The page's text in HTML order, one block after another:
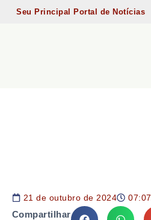
Seu Principal Portal de Notícias
21 de outubro de 2024 07:07
Compartilhar